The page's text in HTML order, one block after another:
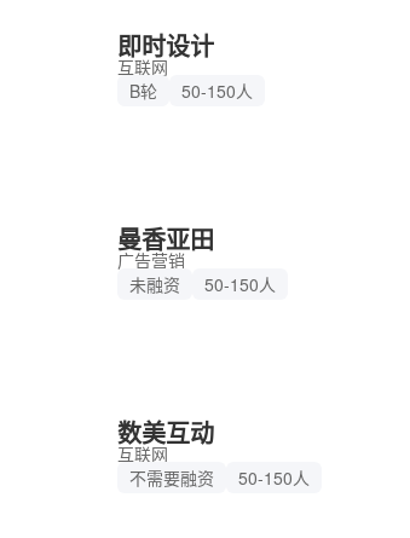
即时设计
互联网
B轮
50-150人
曼香亚田
广告营销
未融资
50-150人
数美互动
互联网
不需要融资
50-150人